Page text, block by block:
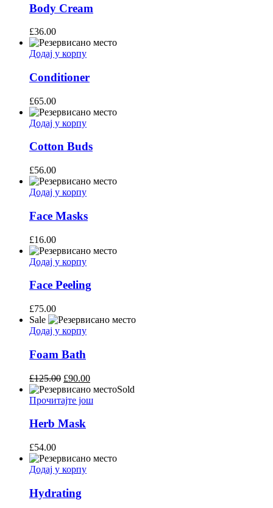
Body Cream
£36.00
Додај у корпу
Conditioner
£65.00
Додај у корпу
Cotton Buds
£56.00
Додај у корпу
Face Masks
£16.00
Додај у корпу
Face Peeling
£75.00
Sale
Додај у корпу
Foam Bath
£125.00 £90.00
Sold
Прочитајте још
Herb Mask
£54.00
Додај у корпу
Hydrating